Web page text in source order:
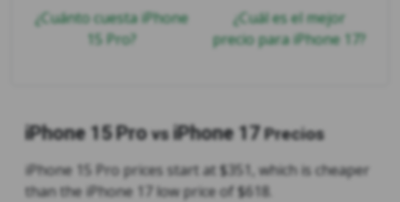
¿Cuánto cuesta iPhone
15 Pro?
¿Cuál es el mejor
precio para iPhone 17?
iPhone 15 Pro vs iPhone 17 Precios
iPhone 15 Pro prices start at $351, which is cheaper
than the iPhone 17 low price of $618.